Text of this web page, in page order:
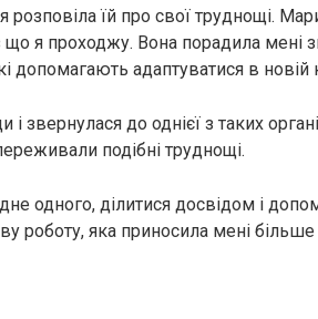
я розповіла їй про свої труднощі.
що я проходжу. Вона порадила мені
допомагають адаптуватися в новій
і звернулася до однієї з таких
подібні труднощі.
одного, ділитися досвідом і
роботу, яка приносила мені